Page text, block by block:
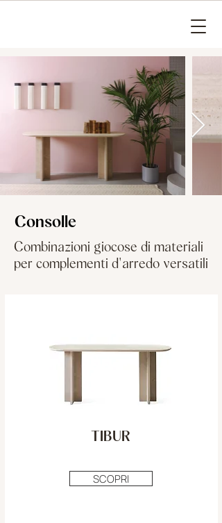
Consolle
Combinazioni giocose di materiali
per complementi d'arredo versatili
SCOPRI
TIBUR